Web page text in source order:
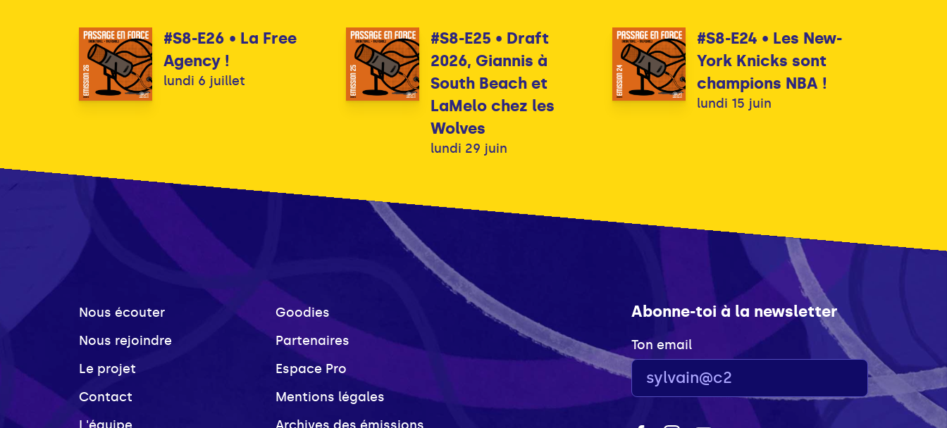
#S8-E26 • La Free
Agency !
lundi 6 juillet
#S8-E25 • Draft
2026, Giannis à
South Beach et
LaMelo chez les
Wolves
lundi 29 juin
#S8-E24 • Les New-
York Knicks sont
champions NBA !
lundi 15 juin
Nous écouter
Nous rejoindre
Le projet
Contact
Goodies
Partenaires
Espace Pro
Mentions légales
Abonne-toi à la newsletter
Ton email